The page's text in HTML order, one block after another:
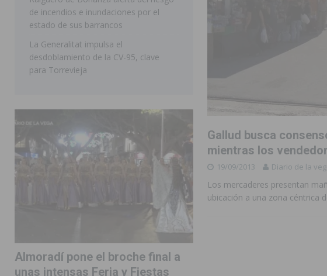
Gallud busca
mientras los
19/09/2013 Diario de la
Los mercaderes presentan
ubicación a una zona céntrica
de incendios e inundaciones por el
estado de sus barrancos
La Generalitat impulsa el
desdoblamiento de la CV-95, clave
para Torrevieja
Almoradí pone el broche final a
unas intensas Feria y Fiestas